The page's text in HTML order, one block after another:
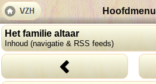
Hoofdmenu
Het familie altaar
Inhoud (navigatie & RSS feeds)